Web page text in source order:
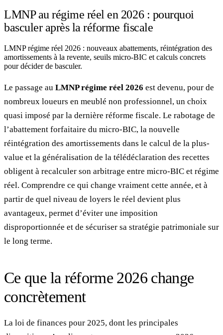
LMNP au régime réel en 2026 : pourquoi
basculer après la réforme fiscale
LMNP régime réel 2026 : nouveaux abattements, réintégration des
amortissements à la revente, seuils micro-BIC et calculs concrets
pour décider de basculer.
Le passage au LMNP régime réel 2026 est devenu, pour de
nombreux loueurs en meublé non professionnel, un choix
quasi imposé par la dernière réforme fiscale. Le rabotage de
l’abattement forfaitaire du micro-BIC, la nouvelle
réintégration des amortissements dans le calcul de la plus-
value et la généralisation de la télédéclaration des recettes
obligent à recalculer son arbitrage entre micro-BIC et régime
réel. Comprendre ce qui change vraiment cette année, et à
partir de quel niveau de loyers le réel devient plus
avantageux, permet d’éviter une imposition
disproportionnée et de sécuriser sa stratégie patrimoniale sur
le long terme.
Ce que la réforme 2026 change
concrètement
La loi de finances pour 2025, dont les principales